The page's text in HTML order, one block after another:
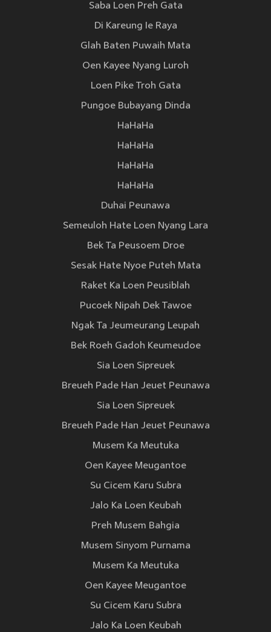
Saba Loen Preh Gata
Di Kareung Ie Raya
Glah Baten Puwaih Mata
Oen Kayee Nyang Luroh
Loen Pike Troh Gata
Pungoe Bubayang Dinda
HaHaHa
HaHaHa
HaHaHa
HaHaHa
Duhai Peunawa
Semeuloh Hate Loen Nyang Lara
Bek Ta Peusoem Droe
Sesak Hate Nyoe Puteh Mata
Raket Ka Loen Peusiblah
Pucoek Nipah Dek Tawoe
Ngak Ta Jeumeurang Leupah
Bek Roeh Gadoh Keumeudoe
Sia Loen Sipreuek
Breueh Pade Han Jeuet Peunawa
Sia Loen Sipreuek
Breueh Pade Han Jeuet Peunawa
Musem Ka Meutuka
Oen Kayee Meugantoe
Su Cicem Karu Subra
Jalo Ka Loen Keubah
Preh Musem Bahgia
Musem Sinyom Purnama
Musem Ka Meutuka
Oen Kayee Meugantoe
Su Cicem Karu Subra
Jalo Ka Loen Keubah